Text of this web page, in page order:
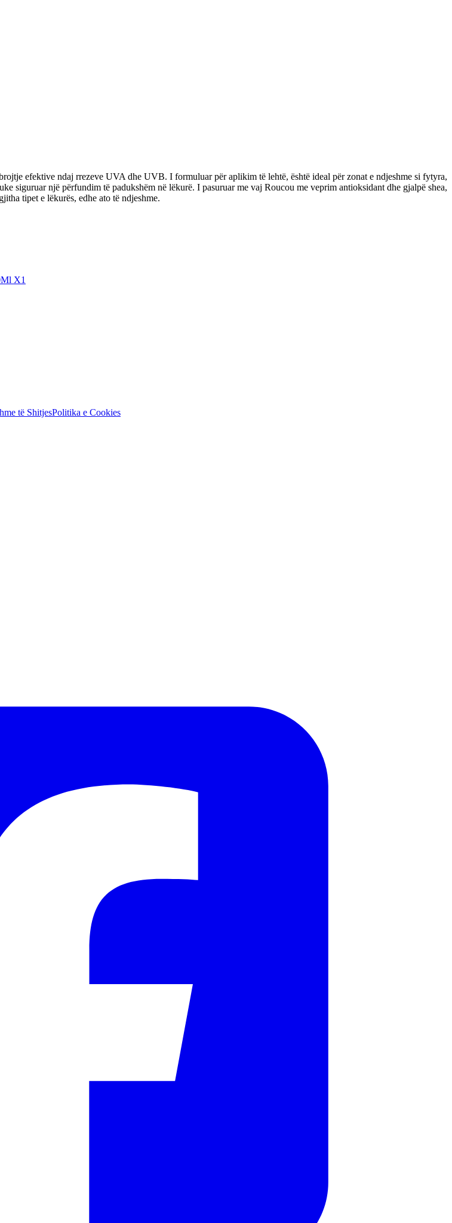
efektive ndaj rrezeve UVA dhe UVB. I formuluar për aplikim të lehtë, është ideal për zonat e ndjeshme si fytyra,
siguruar një përfundim të padukshëm në lëkurë. I pasuruar me vaj Roucou me veprim antioksidant dhe gjalpë shea,
tipet e lëkurës, edhe ato të ndjeshme.
X1
të ShitjesPolitika e Cookies